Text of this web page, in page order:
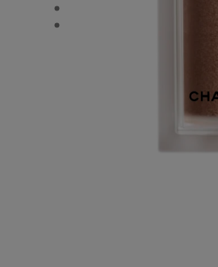
LES BEIGES EAU DE TEINT -
LES BEIGES EAU DE TEINT -